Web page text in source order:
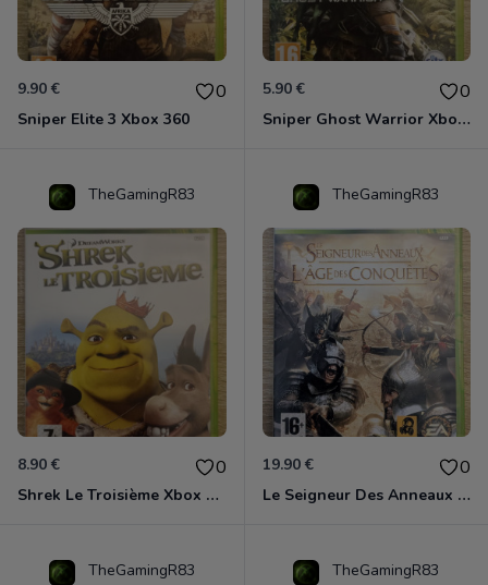
9.90 € 0
Sniper Elite 3 Xbox 360
5.90 € 0
Sniper Ghost Warrior Xbox 360
TheGamingR83
8.90 € 0
Shrek Le Troisième Xbox 360
TheGamingR83
19.90 € 0
Le Seigneur Des Anneaux - L'âge Des Conquêtes Xbox 360
TheGamingR83 TheGamingR83